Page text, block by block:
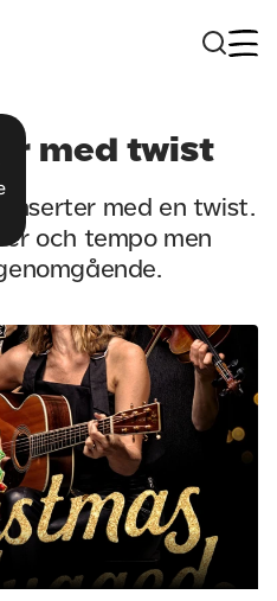
med twist
med en twist.
och tempo men